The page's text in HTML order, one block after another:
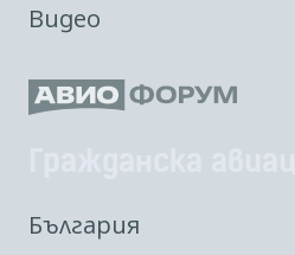
Видео
България